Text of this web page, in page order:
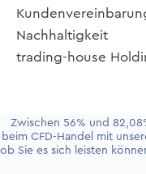
Zwischen 56% und
beim CFD-Handel mit
ob Sie es sich leisten
Nachhaltigkeit
trading-house
Update cookies